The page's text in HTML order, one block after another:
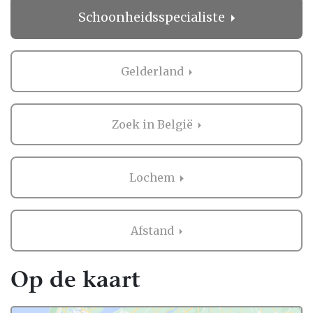
direct contact opnemen bij de professional
in de buurt van Lochem. Handig hè?
Ervaringen van andere bruidsparen met
Schoonheidsspecialiste in Lochem
Zaken regelen voor jullie bruiloft is erg
belangrijk. Het is dus niet zo gek dat je
graag eerst ervaringen van andere
Schoonheidsspecialiste in Lochem. Want zij
hebben het live ervaren en zijn natuurlijk
Daarom hebben wij bij elke professional op
onze website een beoordeling van echte
bruidsparen staan. Indien deze al
beoordeeld is, natuurlijk. Soms vind je
namelijk ook nieuwe professionals op onze
Schoonheidsspecialiste
Gelderland
Zoek in België
Lochem
Afstand
Op de kaart